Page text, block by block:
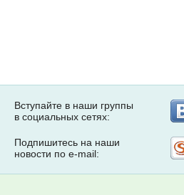
Вступайте в наши группы
в социальных сетях:
Подпишитесь на наши
новости по e-mail: